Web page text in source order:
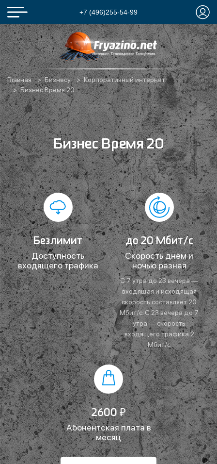
+7 (496)255-54-99
Главная Бизнесу
Корпоративный интернет
Бизнес Время 20
Бизнес Время 20
Безлимит
Доступность
входящего трафика
до 20 Мбит/c
Скорость днём и
ночью разная
C 7 утра до 23 вечера —
входящая и исходящая
скорость составляет 20
Мбит/с. C 23 вечера до 7
утра — скорость
входящего трафика 2
Мбит/c
2600 ₽
Абонентская плата в
месяц